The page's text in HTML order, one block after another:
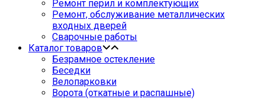
Ремонт перил и комплектующих
Ремонт, обслуживание металлических
входных дверей
Сварочные работы
Каталог товаров
Безрамное остекление
Беседки
Велопарковки
Ворота (откатные и распашные)